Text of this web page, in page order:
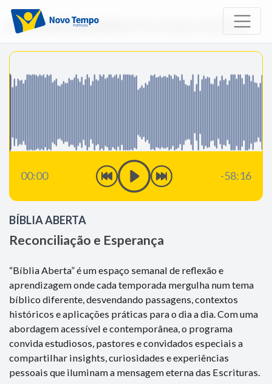
Início Rádio Bíblia Aberta Reconciliação e Esperança
00:00 -58:16
BÍBLIA ABERTA
Reconciliação e Esperança
“Bíblia Aberta” é um espaço semanal de reflexão e
aprendizagem onde cada temporada mergulha num tema
bíblico diferente, desvendando passagens, contextos
históricos e aplicações práticas para o dia a dia. Com uma
abordagem acessível e contemporânea, o programa
convida estudiosos, pastores e convidados especiais a
compartilhar insights, curiosidades e experiências
pessoais que iluminam a mensagem eterna das Escrituras.